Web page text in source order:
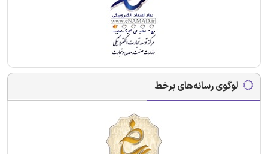
لوگوی رسانه‌های برخط